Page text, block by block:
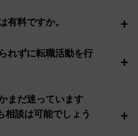
有料ですか。 +
れずに転職活動を行
+
まだ迷っています
相談は可能でしょう
+